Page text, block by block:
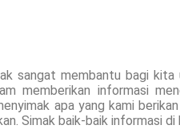
sangat membantu bagi
memberikan informasi
apa yang kami
Simak baik-baik informasi di